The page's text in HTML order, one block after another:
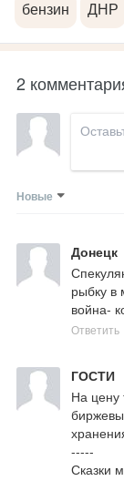
бензин ДНР
2
Новые
Донецк
рыбку в
война-
Ответить
ГОСТИ
На цену
-----
Сказки